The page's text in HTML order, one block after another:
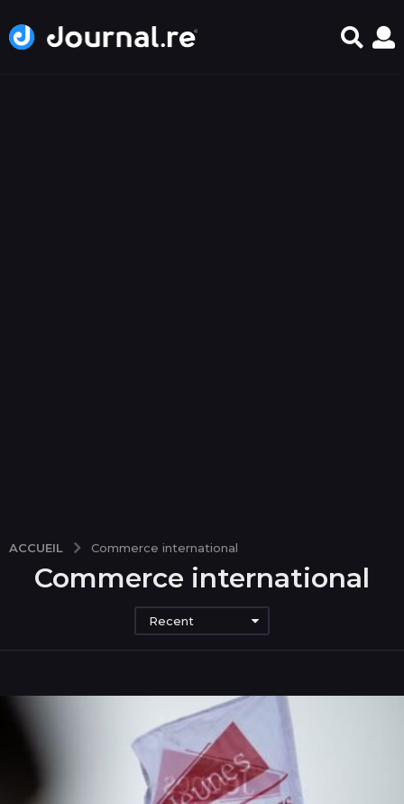
ACCUEIL Commerce international
Commerce international
Recent